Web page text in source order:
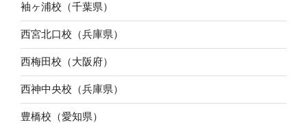
袖ヶ浦校（千葉県）
西宮北口校（兵庫県）
西梅田校（大阪府）
西神中央校（兵庫県）
豊橋校（愛知県）